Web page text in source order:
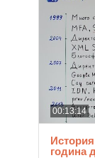
00:13:14
година